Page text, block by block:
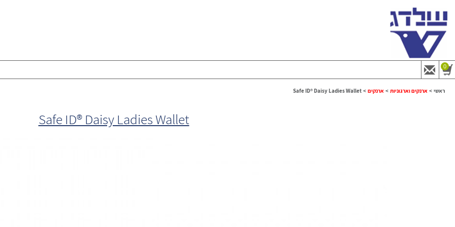
0
ראשי > ארנקים וארגוניות > ארנקים >
Safe ID® Daisy Ladies Wallet
Safe ID® Daisy Ladies Wallet